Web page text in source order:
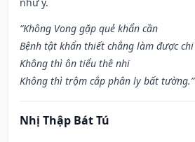
“Không Vong gặp quẻ khẩn cần
Bệnh tật khẩn thiết chẳng làm được chi
Không thì ôn tiểu thê nhi
Không thì trộm cắp phân ly bất tường.”
Nhị Thập Bát Tú